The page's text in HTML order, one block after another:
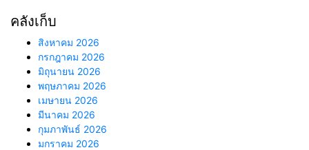
คลังเก็บ
สิงหาคม 2026
กรกฎาคม 2026
มิถุนายน 2026
พฤษภาคม 2026
เมษายน 2026
มีนาคม 2026
กุมภาพันธ์ 2026
มกราคม 2026